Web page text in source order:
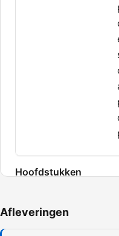
Hoofdstukken
Afleveringen